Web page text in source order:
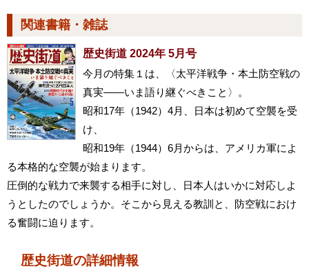
関連書籍・雑誌
歴史街道 2024年 5月号
今月の特集１は、〈太平洋戦争・本土防空戦の
真実――いま語り継ぐべきこと〉。
昭和17年（1942）4月、日本は初めて空襲を受
け、
昭和19年（1944）6月からは、アメリカ軍によ
る本格的な空襲が始まります。
圧倒的な戦力で来襲する相手に対し、日本人はいかに対応しよ
うとしたのでしょうか。そこから見える教訓と、防空戦におけ
る奮闘に迫ります。
歴史街道の詳細情報